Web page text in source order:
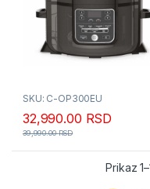
SKU: C-OP300EU
32,990.00 RSD
39,990.00RSD
Prikaz